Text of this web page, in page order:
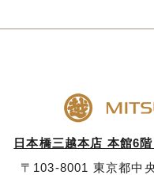
日本橋三越本店 本館6
〒103-8001 東京都中